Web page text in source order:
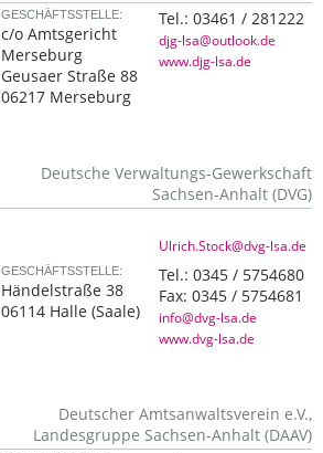
GESCHÄFTSSTELLE:
c/o Amtsgericht
Merseburg
Geusaer Straße 88
06217 Merseburg
Tel.:03461 / 281222
djg-lsa@outlook.de
www.djg-lsa.de
Deutsche Verwaltungs-Gewerkschaft
Sachsen-Anhalt (DVG)
Ulrich.Stock@dvg-lsa.de
GESCHÄFTSSTELLE:
Händelstraße 38
06114 Halle (Saale)
Tel.:0345 / 5754680
Fax:0345 / 5754681
info@dvg-lsa.de
www.dvg-lsa.de
Deutscher Amtsanwaltsverein e.V.,
Landesgruppe Sachsen-Anhalt (DAAV)